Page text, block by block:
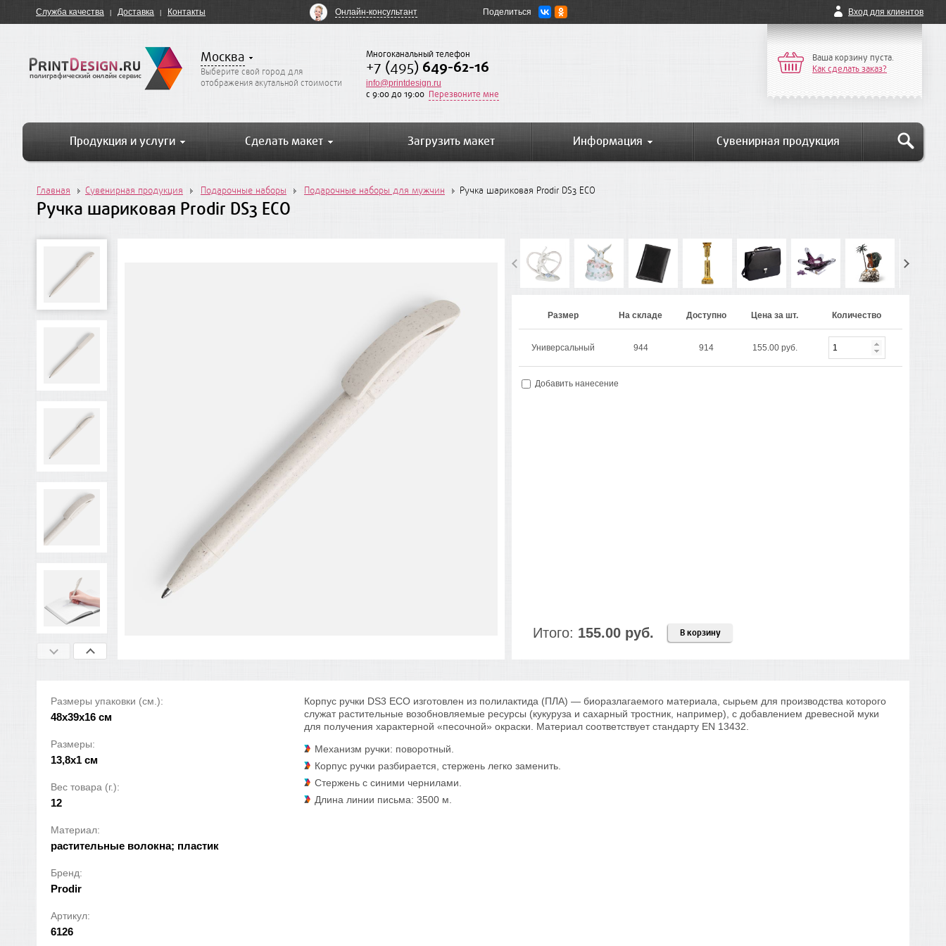
Служба качества Доставка Контакты Онлайн-консультант Поделиться Вход для клиентов
Москва
Выберите свой город для
отображения акутальной стоимости
Многоканальный телефон
+7 (495) 649-62-16
info@printdesign.ru
c 9:00 до 19:00 Перезвоните мне
Ваша корзину пуста.
Как сделать заказ?
Продукция и услуги Сделать макет Загрузить макет Информация Сувенирная продукция
Главная Сувенирная продукция Подарочные наборы Подарочные наборы для мужчин Ручка шариковая Prodir DS3 ECO
Ручка шариковая Prodir DS3 ECO
Размер На складе Доступно Цена за шт. Количество
Универсальный 944 914 155.00 руб.
Добавить нанесение
Итого: 155.00 руб. В корзину
Размеры упаковки (см.):
48x39x16 см
Размеры:
13,8х1 см
Вес товара (г.):
12
Материал:
растительные волокна; пластик
Бренд:
Prodir
Артикул:
6126
Корпус ручки DS3 ECO изготовлен из полилактида (ПЛА) — биоразлагаемого материала, сырьем для производства которого
служат растительные возобновляемые ресурсы (кукуруза и сахарный тростник, например), с добавлением древесной муки
для получения характерной «песочной» окраски. Материал соответствует стандарту EN 13432.
Механизм ручки: поворотный.
Корпус ручки разбирается, стержень легко заменить.
Стержень с синими чернилами.
Длина линии письма: 3500 м.